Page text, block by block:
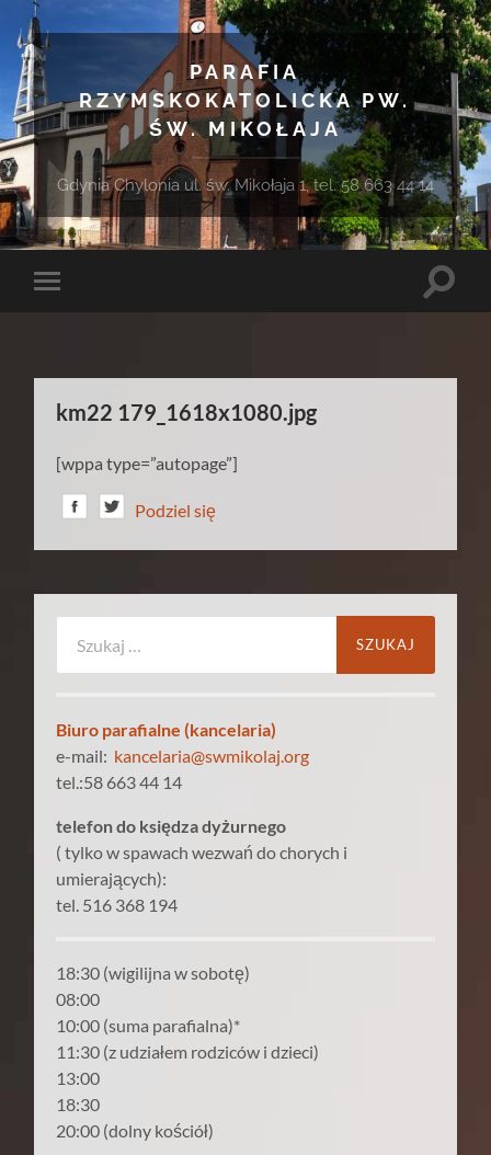
PARAFIA
RZYMSKOKATOLICKA PW.
ŚW. MIKOŁAJA
Gdynia Chylonia ul. św. Mikołaja 1, tel. 58 663 44 14
Toggle
Toggle
km22 179_1618x1080.jpg
[wppa type=”autopage”]
Podziel się
Biuro parafialne (kancelaria)
e-mail: kancelaria@swmikolaj.org
tel.:58 663 44 14
telefon do księdza dyżurnego
( tylko w spawach wezwań do chorych i
umierających):
tel. 516 368 194
18:30 (wigilijna w sobotę)
08:00
10:00 (suma parafialna)*
11:30 (z udziałem rodziców i dzieci)
13:00
18:30
20:00 (dolny kościół)